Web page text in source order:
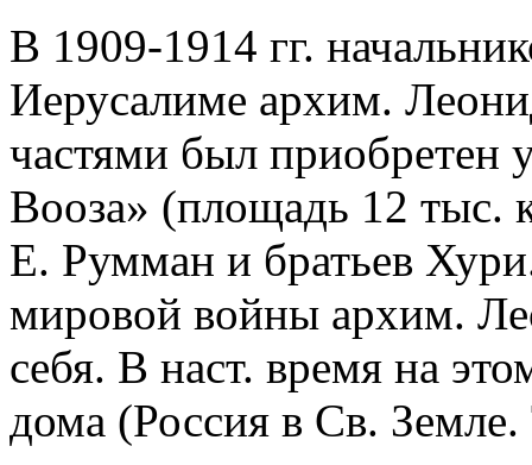
В 1909-1914 гг.
Иерусалиме архим.
частями был приобретен
Вооза» (площадь 12 тыс.
Е. Румман и братьев
мировой войны архим.
себя. В наст. время на
дома (Россия в Св.